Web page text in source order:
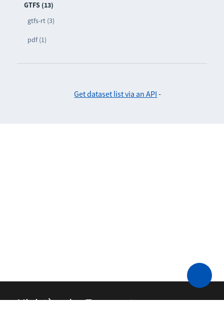
GTFS (13)
gtfs-rt (3)
pdf (1)
Get dataset list via an API -
Ministère des Transports